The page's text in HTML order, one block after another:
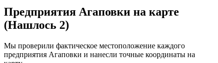
Предприятия Агаповки на карте
(Нашлось 2)
Мы проверили фактическое местоположение каждого
предприятия Агаповки и нанесли точные координаты на